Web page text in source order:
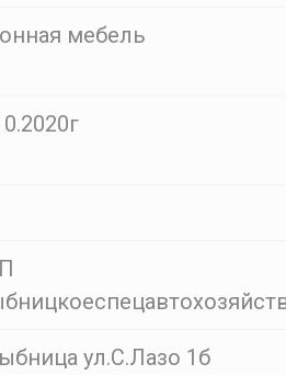
мебель
ул.С.Лазо 1б